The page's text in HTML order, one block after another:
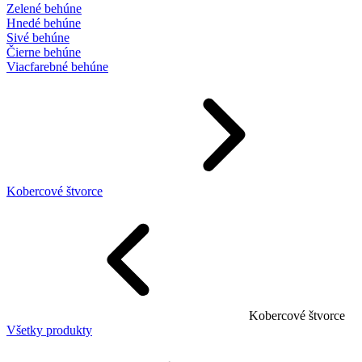
Zelené behúne
Hnedé behúne
Sivé behúne
Čierne behúne
Viacfarebné behúne
Kobercové štvorce
Kobercové štvorce
Všetky produkty